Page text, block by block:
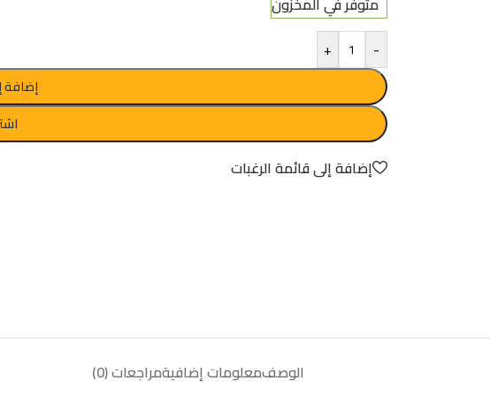
-
+
إضافة
إضافة إلى قائمة الرغبات
الوصفمعلومات إضافيةمراجعات (0)